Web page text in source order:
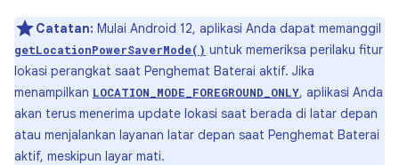
Catatan: Mulai Android 12, aplikasi Anda dapat memanggil
getLocationPowerSaverMode() untuk memeriksa perilaku fitur
lokasi perangkat saat Penghemat Baterai aktif. Jika
menampilkan LOCATION_MODE_FOREGROUND_ONLY, aplikasi Anda
akan terus menerima update lokasi saat berada di latar depan
atau menjalankan layanan latar depan saat Penghemat Baterai
aktif, meskipun layar mati.